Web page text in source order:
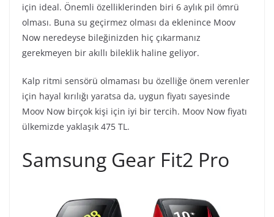
için ideal. Önemli özelliklerinden biri 6 aylık pil ömrü
olması. Buna su geçirmez olması da eklenince Moov
Now neredeyse bileğinizden hiç çıkarmanız
gerekmeyen bir akıllı bileklik haline geliyor.
Kalp ritmi sensörü olmaması bu özelliğe önem verenler
için hayal kırılığı yaratsa da, uygun fiyatı sayesinde
Moov Now birçok kişi için iyi bir tercih. Moov Now fiyatı
ülkemizde yaklaşık 475 TL.
Samsung Gear Fit2 Pro